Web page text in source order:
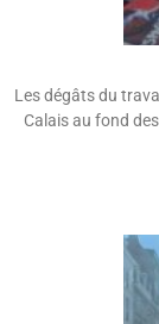
Les dégâts du
Calais au fond